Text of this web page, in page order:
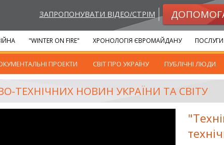
ЗАПРОПОНУВАТИ ВІДЕО/СТРІМ
ПРОЕКТИ СВІТ ПРО УКРАЇНУ ПУБЛІЧНІ ЛЮДИ
"WINTER ON FIRE" ХРОНОЛОГІЯ ЄВРОМАЙДАНУ ПОСЛУГИ
ТЕХНІЧНИХ НОВИН УКРАЇНИ ТА СВІТУ